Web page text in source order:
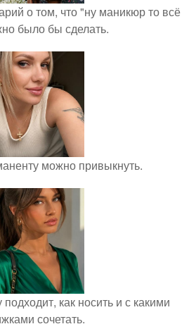
о том, что "ну маникюр то всё
было бы сделать.
можно привыкнуть.
как носить и с какими
сочетать.